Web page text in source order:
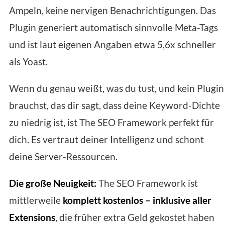
Ampeln, keine nervigen Benachrichtigungen. Das
Plugin generiert automatisch sinnvolle Meta-Tags
und ist laut eigenen Angaben etwa 5,6x schneller
als Yoast.
Wenn du genau weißt, was du tust, und kein Plugin
brauchst, das dir sagt, dass deine Keyword-Dichte
zu niedrig ist, ist The SEO Framework perfekt für
dich. Es vertraut deiner Intelligenz und schont
deine Server-Ressourcen.
Die große Neuigkeit: The SEO Framework ist
mittlerweile komplett kostenlos – inklusive aller
Extensions, die früher extra Geld gekostet haben